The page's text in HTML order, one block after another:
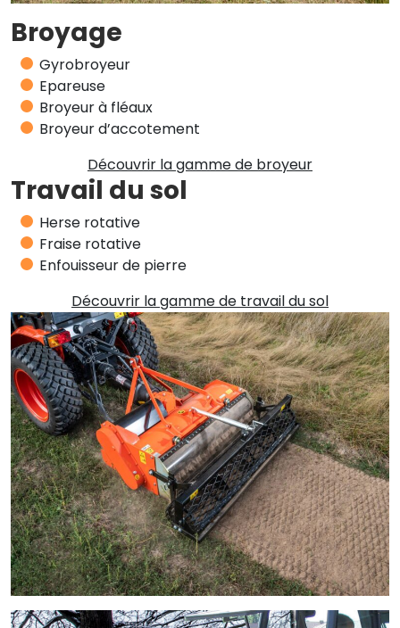
Broyage
Gyrobroyeur
Epareuse
Broyeur à fléaux
Broyeur d’accotement
Découvrir la gamme de broyeur
Travail du sol
Herse rotative
Fraise rotative
Enfouisseur de pierre
Découvrir la gamme de travail du sol